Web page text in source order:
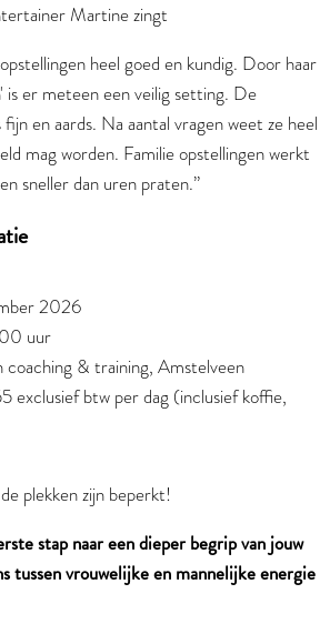
Martine zingt
heel goed en kundig. Door haar
is er meteen een veilig setting. De
en aards. Na aantal vragen weet ze heel
mag worden. Familie opstellingen werkt
sneller dan uren praten.”
2026
uur
coaching & training, Amstelveen
exclusief btw per dag (inclusief koffie,
plekken zijn beperkt!
stap naar een dieper begrip van jouw
tussen vrouwelijke en mannelijke energie